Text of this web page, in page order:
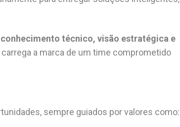
conhecimento técnico, visão estratégica e
a marca de um time comprometido
sempre guiados por valores como: